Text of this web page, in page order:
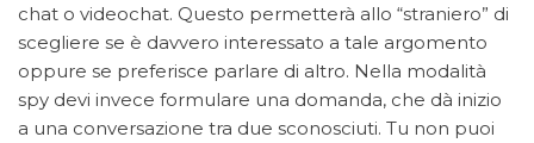
chat o videochat. Questo permetterà allo “straniero” di
scegliere se è davvero interessato a tale argomento
oppure se preferisce parlare di altro. Nella modalità
spy devi invece formulare una domanda, che dà inizio
a una conversazione tra due sconosciuti. Tu non puoi